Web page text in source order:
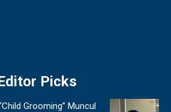
Picks
Grooming” Muncul